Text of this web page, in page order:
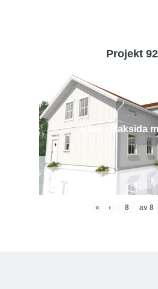
Projekt
Efter - Baksida
« ‹ av 8